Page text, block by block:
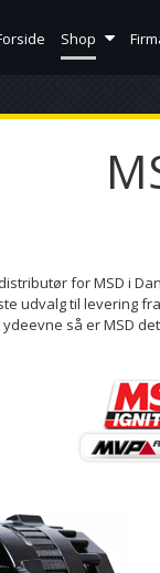
Shop
for MSD i
udvalg til levering
så er MSD